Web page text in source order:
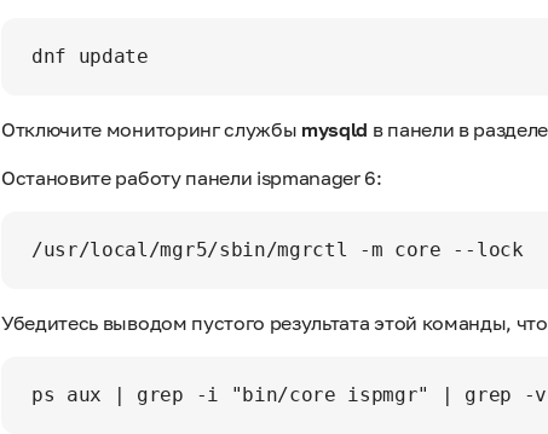
Отключите мониторинг службы mysqld в панели в разделе
Остановите работу панели ispmanager 6:
Убедитесь выводом пустого результата этой команды,